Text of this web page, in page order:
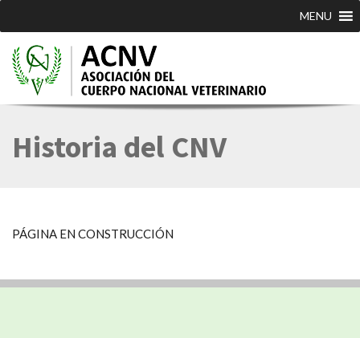
MENU
Historia del CNV
PÁGINA EN CONSTRUCCIÓN